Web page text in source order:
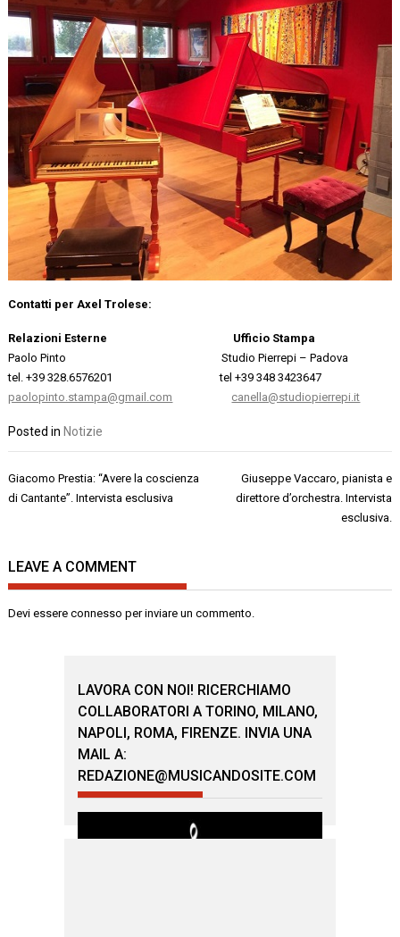
Contatti per Axel Trolese:
Relazioni Esterne
Ufficio Stampa
Paolo Pinto Studio Pierrepi – Padova
tel. +39 328.6576201 tel +39 348 3423647
paolopinto.stampa@gmail.com
canella@studiopierrepi.it
Posted in Notizie
Navigazione
articoli
Giacomo Prestia: “Avere la coscienza
di Cantante”. Intervista esclusiva
Giuseppe Vaccaro, pianista e
direttore d’orchestra. Intervista
esclusiva.
LEAVE A COMMENT
Devi essereconnesso per inviare un commento.
LAVORA CON NOI! RICERCHIAMO
COLLABORATORI A TORINO, MILANO,
NAPOLI, ROMA, FIRENZE. INVIA UNA
MAIL A:
REDAZIONE@MUSICANDOSITE.COM